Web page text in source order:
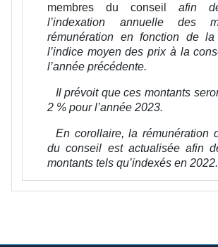
membres du conseil afin
l’indexation annuelle des
rémunération en fonction de
l’indice moyen des prix à la
l’année précédente.
Il prévoit que ces montants
2 % pour l’année 2023.
En corollaire, la rémunération
du conseil est actualisée afin
montants tels qu’indexés en 2022.